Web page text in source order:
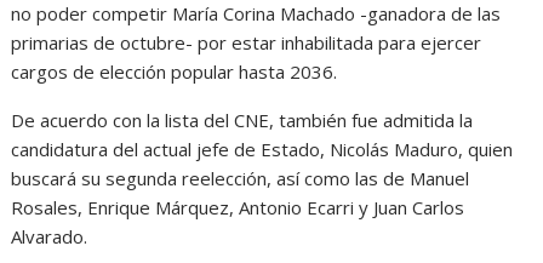
no poder competir María Corina Machado -ganadora de las
primarias de octubre- por estar inhabilitada para ejercer
cargos de elección popular hasta 2036.
De acuerdo con la lista del CNE, también fue admitida la
candidatura del actual jefe de Estado, Nicolás Maduro, quien
buscará su segunda reelección, así como las de Manuel
Rosales, Enrique Márquez, Antonio Ecarri y Juan Carlos
Alvarado.